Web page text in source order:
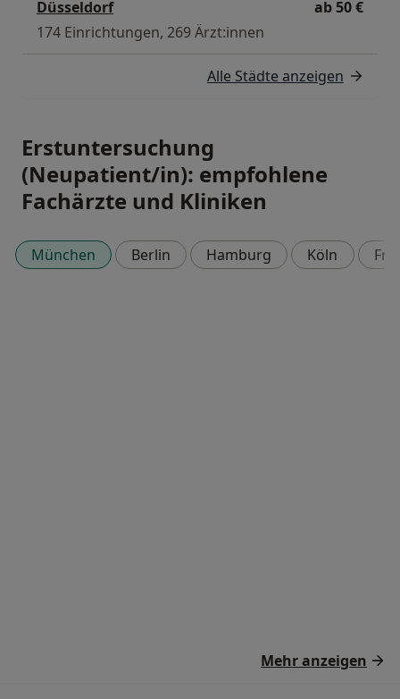
Düsseldorf
ab 50 €
174 Einrichtungen, 269 Ärzt:innen
Alle Städte anzeigen
Erstuntersuchung
(Neupatient/in): empfohlene
Fachärzte und Kliniken
München Berlin Hamburg Köln
Mehr anzeigen